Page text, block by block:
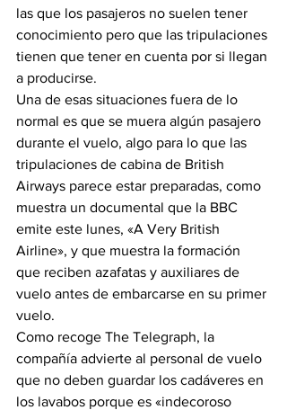
las que los pasajeros no suelen tener
conocimiento pero que las tripulaciones
tienen que tener en cuenta por si llegan
a producirse.
Una de esas situaciones fuera de lo
normal es que se muera algún pasajero
durante el vuelo, algo para lo que las
tripulaciones de cabina de British
Airways parece estar preparadas, como
muestra un documental que la BBC
emite este lunes, «A Very British
Airline», y que muestra la formación
que reciben azafatas y auxiliares de
vuelo antes de embarcarse en su primer
vuelo.
Como recoge The Telegraph, la
compañía advierte al personal de vuelo
que no deben guardar los cadáveres en
los lavabos porque es «indecoroso